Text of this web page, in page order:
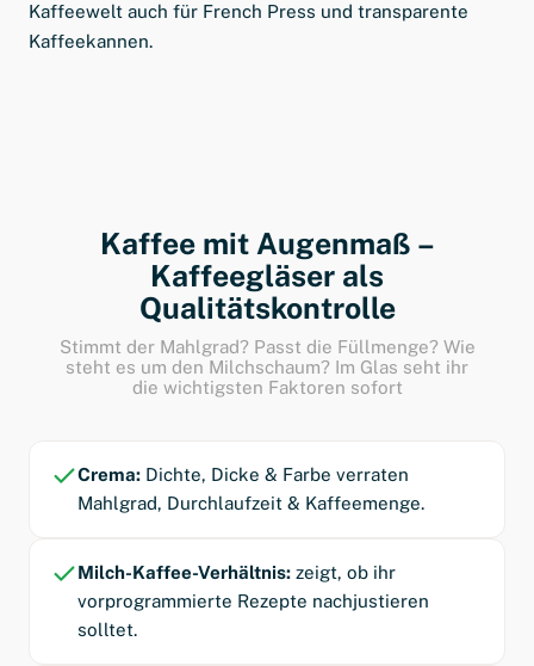
Kaffeewelt auch für French Press und transparente
Kaffeekannen.
Kaffee mit Augenmaß –
Kaffeegläser als
Qualitätskontrolle
Stimmt der Mahlgrad? Passt die Füllmenge? Wie
steht es um den Milchschaum? Im Glas seht ihr
die wichtigsten Faktoren sofort
Crema: Dichte, Dicke & Farbe verraten
Mahlgrad, Durchlaufzeit & Kaffeemenge.
Milch-Kaffee-Verhältnis: zeigt, ob ihr
vorprogrammierte Rezepte nachjustieren
solltet.